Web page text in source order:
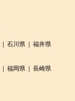
石川県
福井県
福岡県
長崎県